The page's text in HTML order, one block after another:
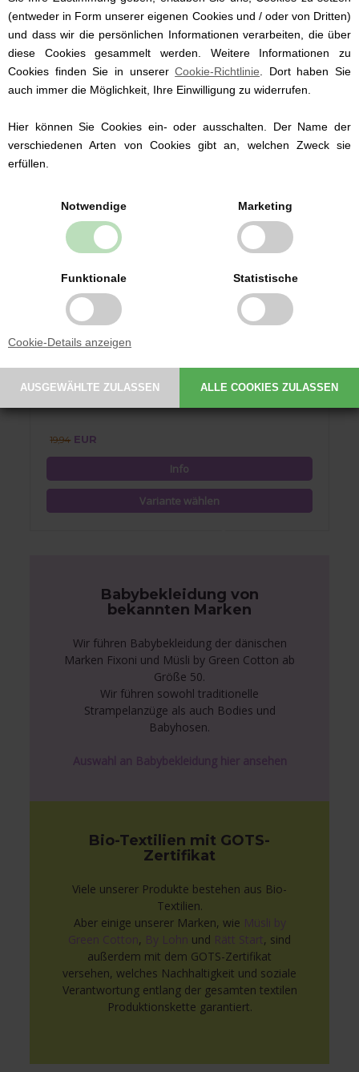
(entweder in Form unserer eigenen Cookies und / oder von Dritten)
und dass wir die persönlichen Informationen verarbeiten, die über
diese Cookies gesammelt werden. Weitere Informationen zu
Cookies finden Sie in unsererCookie-Richtlinie . Dort haben Sie
auch immer die Möglichkeit, Ihre Einwilligung zu widerrufen.
Hier können Sie Cookies ein- oder ausschalten. Der Name der
verschiedenen Arten von Cookies gibt an, welchen Zweck sie
erfüllen.
Notwendige Marketing
Funktionale Statistische
Cookie-Details anzeigen
21,94EUR
19,94 EUR
Babybekleidung von
bekannten Marken
Wir führen Babybekleidung der dänischen
Marken Fixoni und Müsli by Green Cotton ab
Größe 50.
Wir führen sowohl traditionelle
Strampelanzüge als auch Bodies und
Babyhosen.
Auswahl an Babybekleidung hier ansehen
Bio-Textilien mit GOTS-
Zertifikat
Viele unserer Produkte bestehen aus Bio-
Textilien.
Aber einige unserer Marken, wie Müsli by
Green Cotton, By Lohn und Rätt Start, sind
außerdem mit dem GOTS-Zertifikat
versehen, welches Nachhaltigkeit und soziale
Verantwortung entlang der gesamten textilen
Produktionskette garantiert.